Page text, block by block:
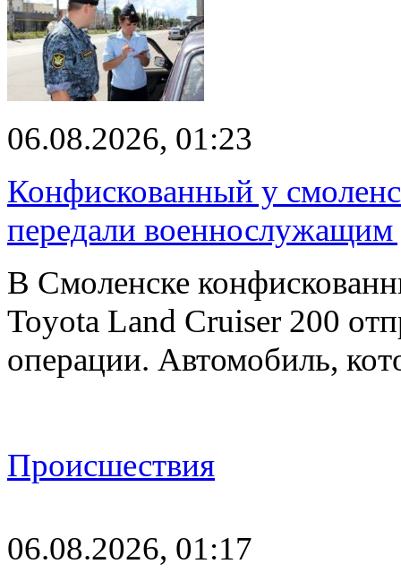
06.08.2026, 01:23
Конфискованный у
передали
В Смоленске
Toyota Land Cruiser 200
операции. Автомобиль,
Происшествия
06.08.2026, 01:17